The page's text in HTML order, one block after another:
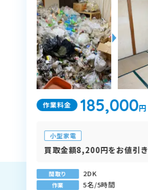
作業料金 185,000円
小型家電
買取金額8,200円をお値引き
間取り 2DK
作業 5名/5時間